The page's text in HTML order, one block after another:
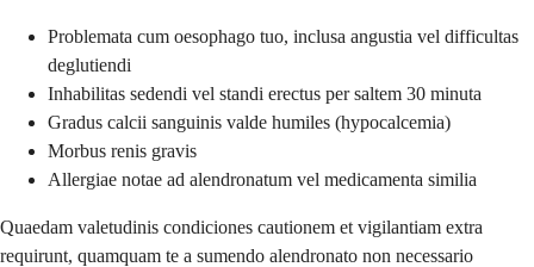
Problemata cum oesophago tuo, inclusa angustia vel difficultas
deglutiendi
Inhabilitas sedendi vel standi erectus per saltem 30 minuta
Gradus calcii sanguinis valde humiles (hypocalcemia)
Morbus renis gravis
Allergiae notae ad alendronatum vel medicamenta similia
Quaedam valetudinis condiciones cautionem et vigilantiam extra
requirunt, quamquam te a sumendo alendronato non necessario